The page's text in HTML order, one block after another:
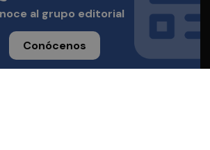
al grupo editorial
Conócenos